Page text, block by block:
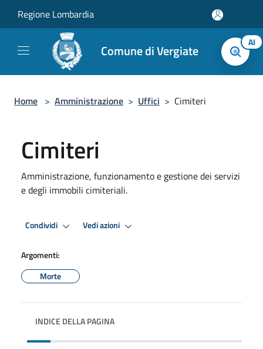
Regione Lombardia
Comune di Vergiate AI
Home > Amministrazione > Uffici > Cimiteri
Cimiteri
Amministrazione, funzionamento e gestione dei servizi
e degli immobili cimiteriali.
Condividi Vedi azioni
Argomenti:
Morte
INDICE DELLA PAGINA